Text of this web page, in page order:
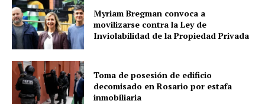
Myriam Bregman convoca a
movilizarse contra la Ley de
Inviolabilidad de la Propiedad Privada
Toma de posesión de edificio
decomisado en Rosario por estafa
inmobiliaria